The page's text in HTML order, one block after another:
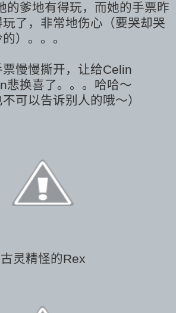
的爹地有得玩，而她的手票昨
了，非常地伤心（要哭却哭
）。。。
慢慢撕开，让给Celin
悲换喜了。。。哈哈～
可以告诉别人的哦～）
古灵精怪的Rex